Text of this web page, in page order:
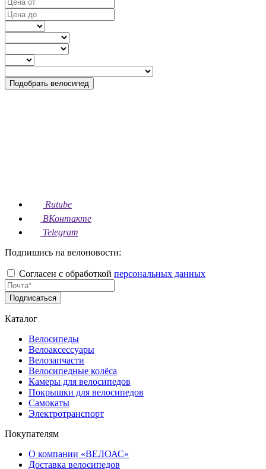
Подобрать велосипед
Rutube
ВКонтакте
Telegram
Подпишись на велоновости:
Согласен с обработкой персональных данных
Подписаться
Каталог
Велосипеды
Велоаксессуары
Велозапчасти
Велосипедные колёса
Камеры для велосипедов
Покрышки для велосипедов
Самокаты
Электротранспорт
Покупателям
О компании «ВЕЛОАС»
Доставка велосипедов